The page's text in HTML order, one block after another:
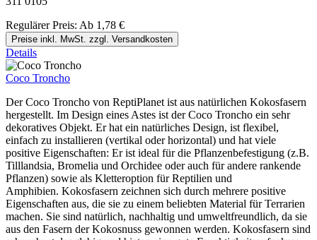
Regulärer Preis: Ab 1,78 €
Preise inkl. MwSt. zzgl. Versandkosten
Details
Coco Troncho
Der Coco Troncho von ReptiPlanet ist aus natürlichen Kokosfasern
hergestellt. Im Design eines Astes ist der Coco Troncho ein sehr
dekoratives Objekt. Er hat ein natürliches Design, ist flexibel,
einfach zu installieren (vertikal oder horizontal) und hat viele
positive Eigenschaften: Er ist ideal für die Pflanzenbefestigung (z.B.
Tilllandsia, Bromelia und Orchidee oder auch für andere rankende
Pflanzen) sowie als Kletteroption für Reptilien und
Amphibien. Kokosfasern zeichnen sich durch mehrere positive
Eigenschaften aus, die sie zu einem beliebten Material für Terrarien
machen. Sie sind natürlich, nachhaltig und umweltfreundlich, da sie
aus den Fasern der Kokosnuss gewonnen werden. Kokosfasern sind